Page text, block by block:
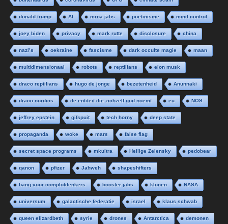
donald trump AI mrna jabs poetinisme mind control
joey biden privacy mark rutte disclosure china
nazi’s oekraine fascisme dark occulte magie maan
multidimensionaal robots reptilians elon musk
draco reptilians hugo de jonge bezetenheid Anunnaki
draco nordics de entiteit die zichzelf god noemt eu NOS
jeffrey epstein gifspuit tech horny deep state
propaganda woke mars false flag
secret space programs mkultra Heilige Zelensky pedobear
qanon pfizer Jahweh shapeshifters
bang voor complotdenkers booster jabs klonen NASA
universum galactische federatie israel klaus schwab
queen elizardbeth syrie drones Antarctica demonen